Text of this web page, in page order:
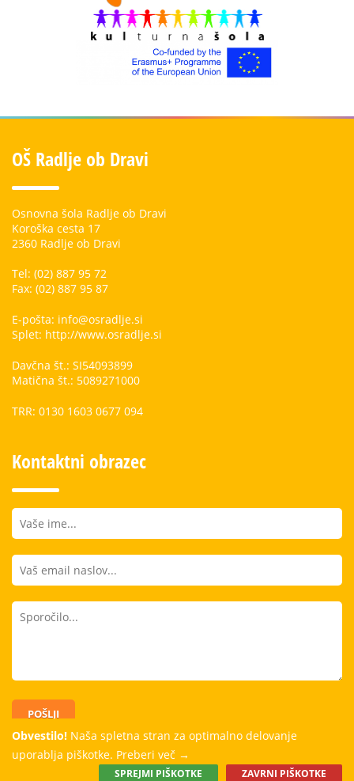
Obvestilo! Naša spletna stran za optimalno delovanje
uporablja piškotke. Preberi več →
SPREJMI PIŠKOTKE ZAVRNI PIŠKOTKE
OŠ Radlje ob Dravi
Osnovna šola Radlje ob Dravi
Koroška cesta 17
2360 Radlje ob Dravi
Tel: (02) 887 95 72
Fax: (02) 887 95 87
E-pošta: info@osradlje.si
Splet: http://www.osradlje.si
Davčna št.: SI54093899
Matična št.: 5089271000
TRR: 0130 1603 0677 094
Kontaktni obrazec
POŠLJI
Dobro počutje, dobri odnosi in kvalitetno znanje